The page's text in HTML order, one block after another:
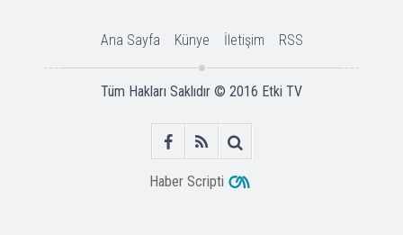
Ana Sayfa Künye İletişim RSS
Tüm Hakları Saklıdır © 2016 Etki TV
Haber Scripti